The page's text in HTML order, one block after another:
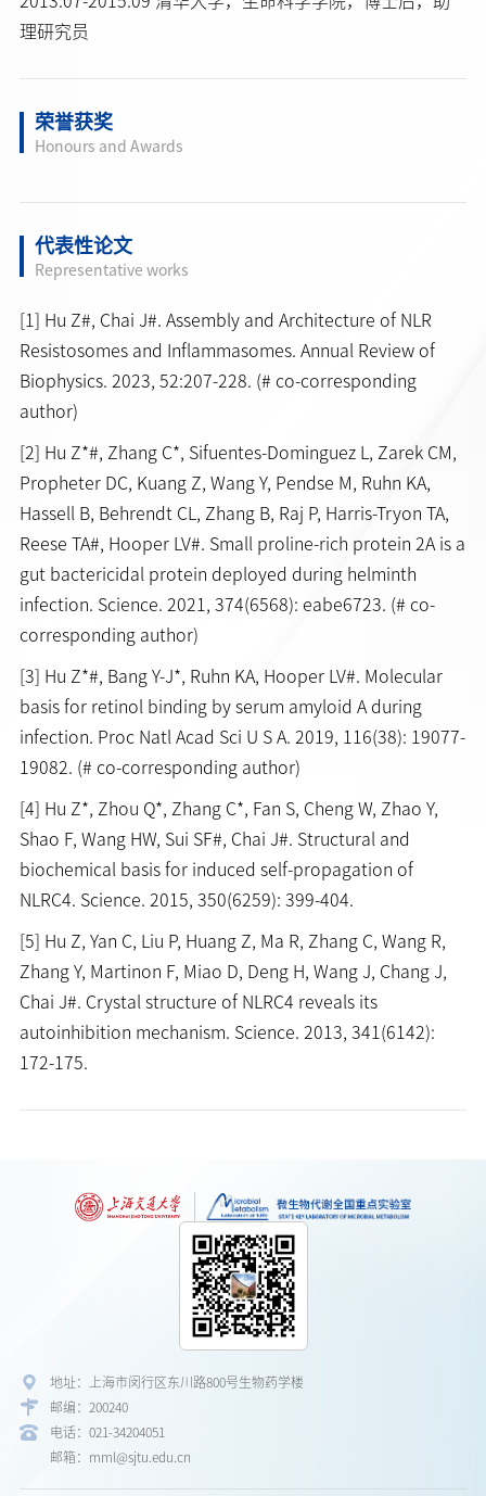
理研究员
荣誉获奖
Honours and Awards
代表性论文
Representative works
[1] Hu Z#, Chai J#. Assembly and Architecture of NLR
Resistosomes and Inflammasomes. Annual Review of
Biophysics. 2023, 52:207-228. (# co-corresponding
author)
[2] Hu Z*#, Zhang C*, Sifuentes-Dominguez L, Zarek CM,
Propheter DC, Kuang Z, Wang Y, Pendse M, Ruhn KA,
Hassell B, Behrendt CL, Zhang B, Raj P, Harris-Tryon TA,
Reese TA#, Hooper LV#. Small proline-rich protein 2A is a
gut bactericidal protein deployed during helminth
infection. Science. 2021, 374(6568): eabe6723. (# co-
corresponding author)
[3] Hu Z*#, Bang Y-J*, Ruhn KA, Hooper LV#. Molecular
basis for retinol binding by serum amyloid A during
infection. Proc Natl Acad Sci U S A. 2019, 116(38): 19077-
19082. (# co-corresponding author)
[4] Hu Z*, Zhou Q*, Zhang C*, Fan S, Cheng W, Zhao Y,
Shao F, Wang HW, Sui SF#, Chai J#. Structural and
biochemical basis for induced self-propagation of
NLRC4. Science. 2015, 350(6259): 399-404.
[5] Hu Z, Yan C, Liu P, Huang Z, Ma R, Zhang C, Wang R,
Zhang Y, Martinon F, Miao D, Deng H, Wang J, Chang J,
Chai J#. Crystal structure of NLRC4 reveals its
autoinhibition mechanism. Science. 2013, 341(6142):
172-175.
地址：上海市闵行区东川路800号生物药学楼
邮编：200240
电话：021-34204051
邮箱：mml@sjtu.edu.cn